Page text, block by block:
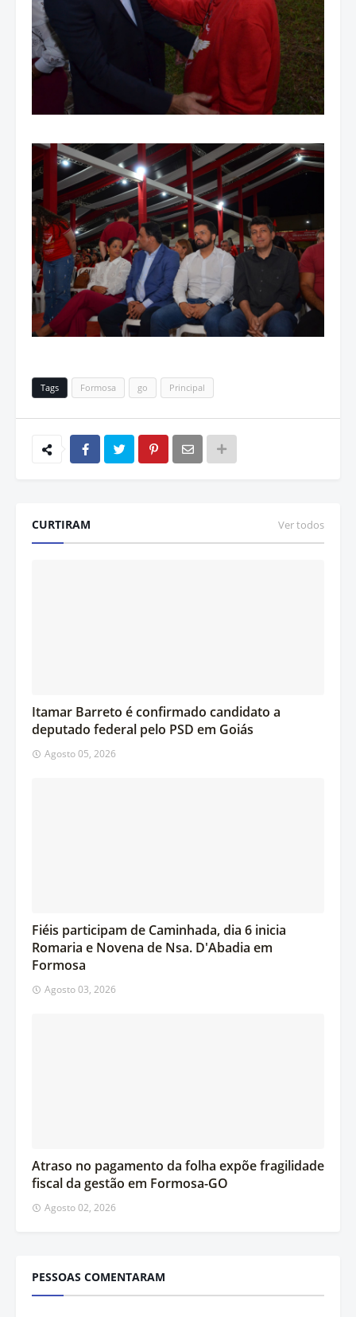
Tags Formosa go Principal
CURTIRAM Ver todos
Itamar Barreto é confirmado candidato a
deputado federal pelo PSD em Goiás
Agosto 05, 2026
Fiéis participam de Caminhada, dia 6 inicia
Romaria e Novena de Nsa. D'Abadia em
Formosa
Agosto 03, 2026
Atraso no pagamento da folha expõe fragilidade
fiscal da gestão em Formosa-GO
Agosto 02, 2026
PESSOAS COMENTARAM